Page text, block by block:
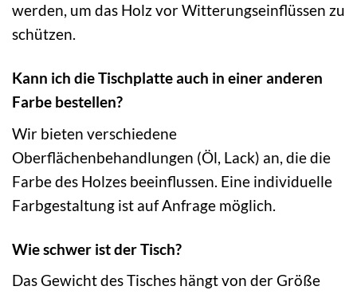
werden, um das Holz vor Witterungseinflüssen zu
schützen.
Kann ich die Tischplatte auch in einer anderen
Farbe bestellen?
Wir bieten verschiedene
Oberflächenbehandlungen (Öl, Lack) an, die die
Farbe des Holzes beeinflussen. Eine individuelle
Farbgestaltung ist auf Anfrage möglich.
Wie schwer ist der Tisch?
Das Gewicht des Tisches hängt von der Größe